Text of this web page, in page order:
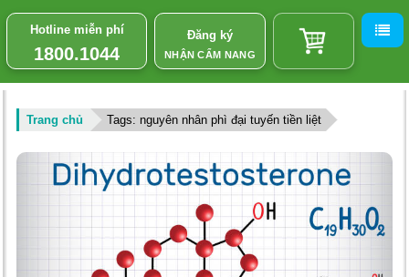
Hotline miễn phí
1800.1044
Đăng ký
NHẬN CẨM NANG
Trang chủ Tags: nguyên nhân phì đại tuyến tiền liệt